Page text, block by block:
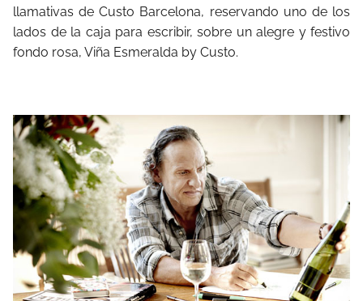
llamativas de Custo Barcelona, reservando uno de los
lados de la caja para escribir, sobre un alegre y festivo
fondo rosa, Viña Esmeralda by Custo.